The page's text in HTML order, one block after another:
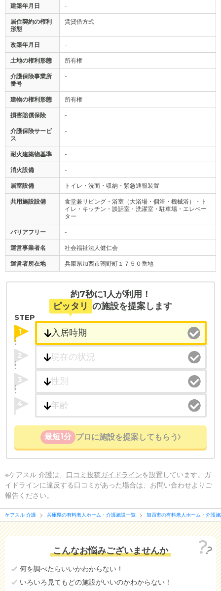
建築年月日 -
居住契約の権利
形態
賃貸借方式
改築年月日 -
土地の権利形態 所有権
介護保険事業所
番号
-
建物の権利形態 所有権
損害賠償保険 -
介護保険サービ
ス
-
耐火建築物基準 -
消火設備 -
居室設備 トイレ・洗面・収納・緊急通報装置
共用施設設備
食堂兼リビング・浴室（大浴場・個浴・機械浴）・ト
イレ・キッチン・談話室・洗濯室・駐車場・エレベー
ター
バリアフリー -
運営事業者名 社会福祉法人健仁会
運営者所在地 兵庫県加西市鶉野町１７５０番地
約7秒に1人が利用！
ピッタリ の施設を提案します
STEP
1
2
3
4
最短1分 プロに施設を提案してもらう
※ケアスル 介護は、 口コミ投稿ガイドラインを設置しています。ガ
イドラインに違反する口コミがあった場合は、お問い合わせよりご
報告ください。
ケアスル 介護 兵庫県の有料老人ホーム・介護施設一覧 加西市の有料老人ホーム・介護
こんなお悩みございませんか
何を調べたらいいかわからない！
いろいろ見てもどの施設がいいのかわからない！